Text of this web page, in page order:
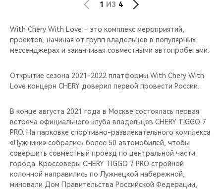
1 ИЗ 4
With Chery With Love – это комплекс мероприятий,
проектов, начиная от групп владельцев в популярных
мессенджерах и заканчивая совместными автопробегами.
Открытие сезона 2021-2022 платформы With Chery With
Love концерн CHERY доверил первой провести России.
В конце августа 2021 года в Москве состоялась первая
встреча официального клуба владельцев CHERY TIGGO 7
PRO. На парковке спортивно-развлекательного комплекса
«Лужники» собрались более 50 автомобилей, чтобы
совершить совместный проезд по центральной части
города. Кроссоверы CHERY TIGGO 7 PRO стройной
колонной направились по Лужнецкой набережной,
миновали Дом Правительства Российской Федерации,